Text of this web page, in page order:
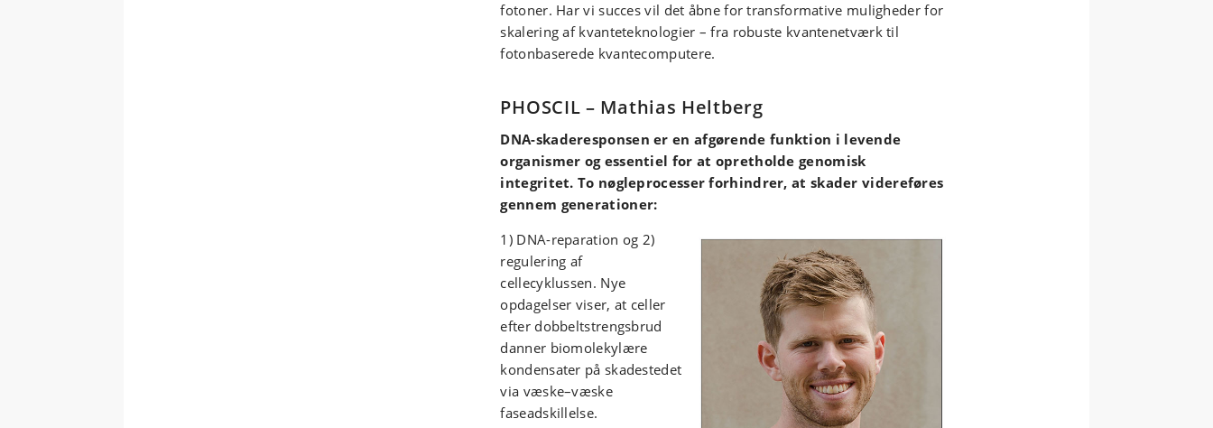
fotoner. Har vi succes vil det åbne for transformative muligheder for
skalering af kvanteteknologier – fra robuste kvantenetværk til
fotonbaserede kvantecomputere.
PHOSCIL – Mathias Heltberg
DNA-skaderesponsen er en afgørende funktion i levende
organismer og essentiel for at opretholde genomisk
integritet. To nøgleprocesser forhindrer, at skader videreføres
gennem generationer:
1) DNA-reparation og 2)
regulering af
cellecyklussen. Nye
opdagelser viser, at celler
efter dobbeltstrengsbrud
danner biomolekylære
kondensater på skadestedet
via væske–væske
faseadskillelse.